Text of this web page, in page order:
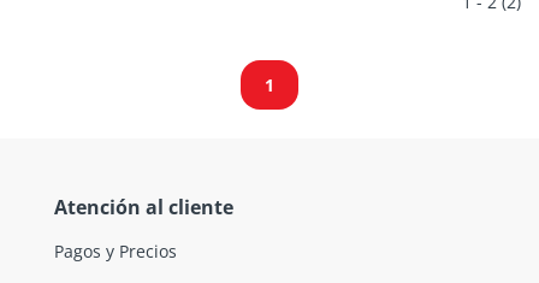
1
Atención al cliente
Pagos y Precios